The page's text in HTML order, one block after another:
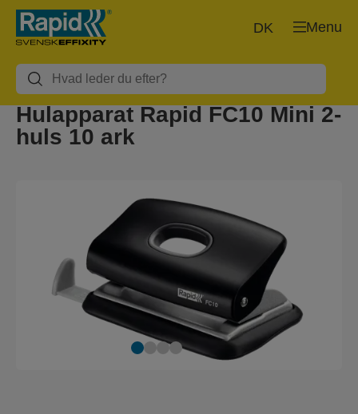
Menu
DK
Hulapparat Rapid FC10 Mini 2-
huls 10 ark